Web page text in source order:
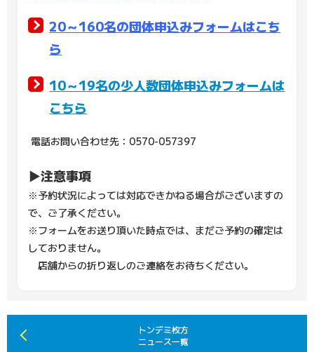
20～160名の団体申込みフォームはこち
ら
10～19名の少人数団体申込みフォームは
こちら
電話お問い合わせ先：0570-057397
▶注意事項
※予約状況によっては対応できかねる場合がございますの
で、ご了承ください。
※フォームをお送り頂いた時点では、まだご予約の確定は
しておりません。
店舗からの折り返しのご連絡をお待ちください。
トンデミ枚方
ニュース一覧